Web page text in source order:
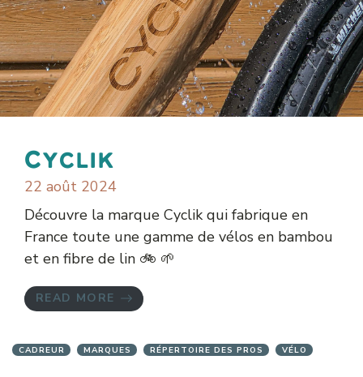
Cyclik
22 août 2024
Découvre la marque Cyclik qui fabrique en
France toute une gamme de vélos en bambou
et en fibre de lin 🚲 🌱
READ MORE
CADREUR MARQUES RÉPERTOIRE DES PROS VÉLO